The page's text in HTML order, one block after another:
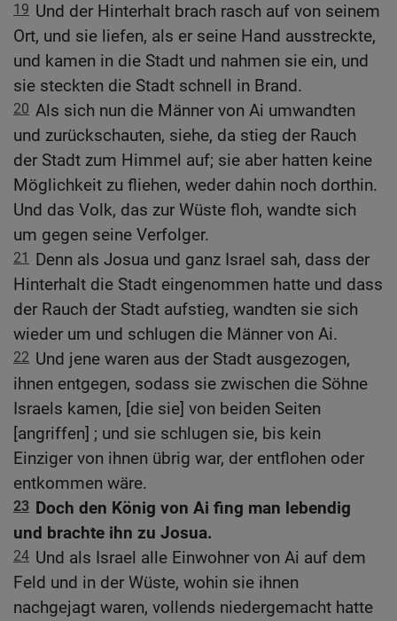
19 Und der Hinterhalt brach rasch auf von seinem
Ort, und sie liefen, als er seine Hand ausstreckte,
und kamen in die Stadt und nahmen sie ein, und
sie steckten die Stadt schnell in Brand.
20 Als sich nun die Männer von Ai umwandten
und zurückschauten, siehe, da stieg der Rauch
der Stadt zum Himmel auf; sie aber hatten keine
Möglichkeit zu fliehen, weder dahin noch dorthin.
Und das Volk, das zur Wüste floh, wandte sich
um gegen seine Verfolger.
21
Denn als Josua und ganz Israel sah, dass der
Hinterhalt die Stadt eingenommen hatte und dass
der Rauch der Stadt aufstieg, wandten sie sich
wieder um und schlugen die Männer von Ai.
22 Und jene waren aus der Stadt ausgezogen,
ihnen entgegen, sodass sie zwischen die Söhne
Israels kamen, [die sie] von beiden Seiten
[angriffen] ; und sie schlugen sie, bis kein
Einziger von ihnen übrig war, der entflohen oder
entkommen wäre.
23 Doch den König von Ai fing man lebendig
und brachte ihn zu Josua.
24 Und als Israel alle Einwohner von Ai auf dem
Feld und in der Wüste, wohin sie ihnen
nachgejagt waren, vollends niedergemacht hatte